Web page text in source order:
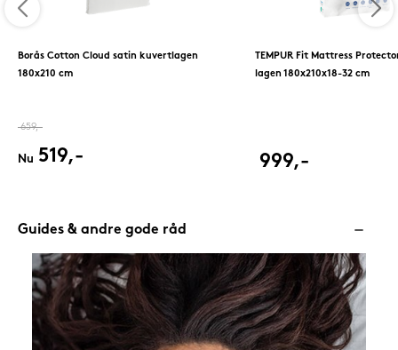
Borås Cotton Cloud satin kuvertlagen
180x210 cm
659,-
Nu 519,-
TEMPUR Fit Mattress
lagen 180x210x18-32 cm
999,-
Guides & andre gode råd